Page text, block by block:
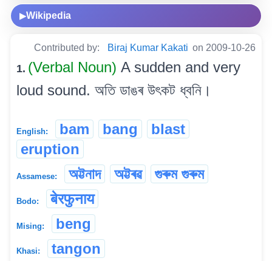
▶Wikipedia
Contributed by: Biraj Kumar Kakati on 2009-10-26
1. (Verbal Noun) A sudden and very
loud sound. অতি ডাঙৰ উৎকট ধ্বনি।
English: bam bang
blast
eruption
Assamese: অট্টনাদ অট্টৰৱ গুৰুম গুৰুম
Bodo: बेरफुनाय
Mising: beng
Khasi: tangon